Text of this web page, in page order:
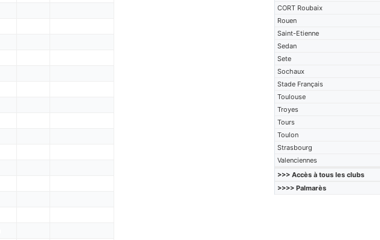
CORT Roubaix
Rouen
Saint-Etienne
Sedan
Sete
Sochaux
Stade Français
Toulouse
Troyes
Tours
Toulon
Strasbourg
Valenciennes
>>> Accès à tous les clubs
>>>> Palmarès